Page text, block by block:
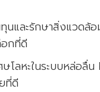
นและรักษาสิ่งแวดล้อ
อกที่ดี
โลหะในระบบหล่อลื่น
ที่ดี